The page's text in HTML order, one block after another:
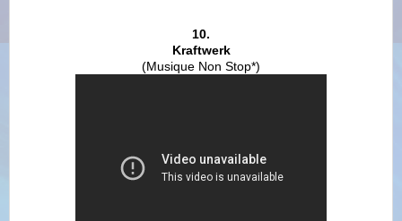
10.
Kraftwerk
(Musique Non Stop*)